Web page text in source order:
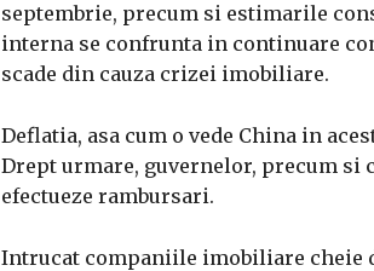
septembrie, precum si estimarile
interna se confrunta in continuare
scade din cauza crizei imobiliare.
Deflatia, asa cum o vede China in
Drept urmare, guvernelor, precum
efectueze rambursari.
Intrucat companiile imobiliare cheie